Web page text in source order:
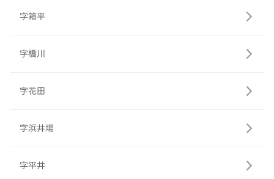
字箱平
字橋川
字花田
字浜井場
字平井